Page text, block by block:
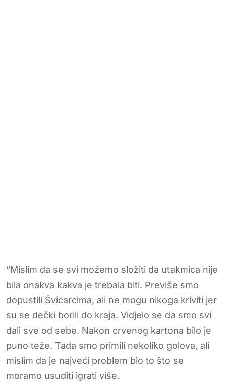
“Mislim da se svi možemo složiti da utakmica nije
bila onakva kakva je trebala biti. Previše smo
dopustili Švicarcima, ali ne mogu nikoga kriviti jer
su se dečki borili do kraja. Vidjelo se da smo svi
dali sve od sebe. Nakon crvenog kartona bilo je
puno teže. Tada smo primili nekoliko golova, ali
mislim da je najveći problem bio to što se
moramo usuditi igrati više.